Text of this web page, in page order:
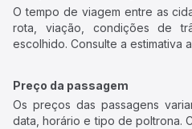
O tempo de viagem entre as
rota, viação, condições de
escolhido. Consulte a estimativa
Preço da passagem
Os preços das passagens
data, horário e tipo de poltrona.